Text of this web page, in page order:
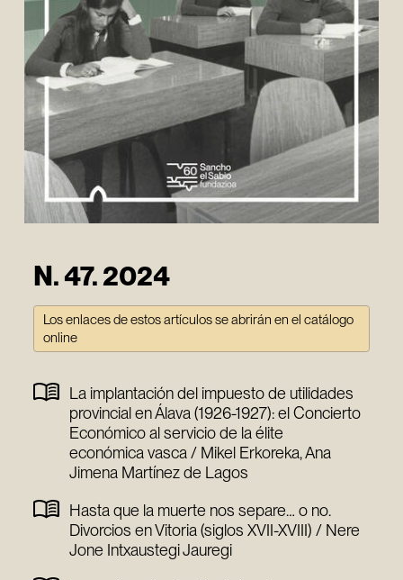
N. 47. 2024
Los enlaces de estos artículos se abrirán en el catálogo
online
La implantación del impuesto de utilidades
provincial en Álava (1926-1927): el Concierto
Económico al servicio de la élite
económica vasca / Mikel Erkoreka, Ana
Jimena Martínez de Lagos
Hasta que la muerte nos separe… o no.
Divorcios en Vitoria (siglos XVII-XVIII) / Nere
Jone Intxaustegi Jauregi